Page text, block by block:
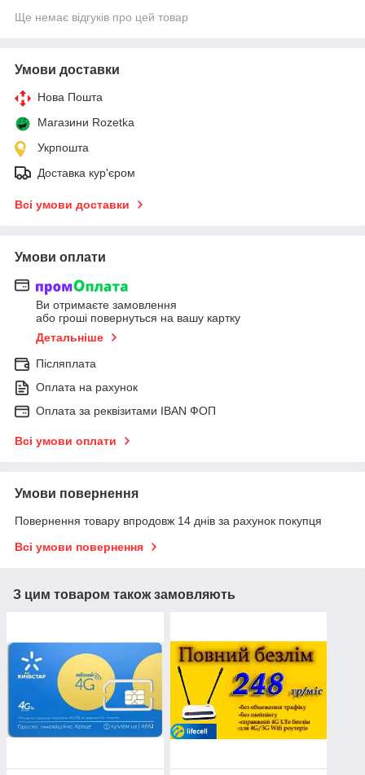
Ще немає відгуків про цей товар
Умови доставки
Нова Пошта
Магазини Rozetka
Укрпошта
Доставка кур'єром
Всі умови доставки
Умови оплати
Ви отримаєте замовлення
або гроші повернуться на вашу картку
Детальніше
Післяплата
Оплата на рахунок
Оплата за реквізитами IBAN ФОП
Всі умови оплати
Умови повернення
Повернення товару впродовж 14 днів за рахунок покупця
Всі умови повернення
З цим товаром також замовляють